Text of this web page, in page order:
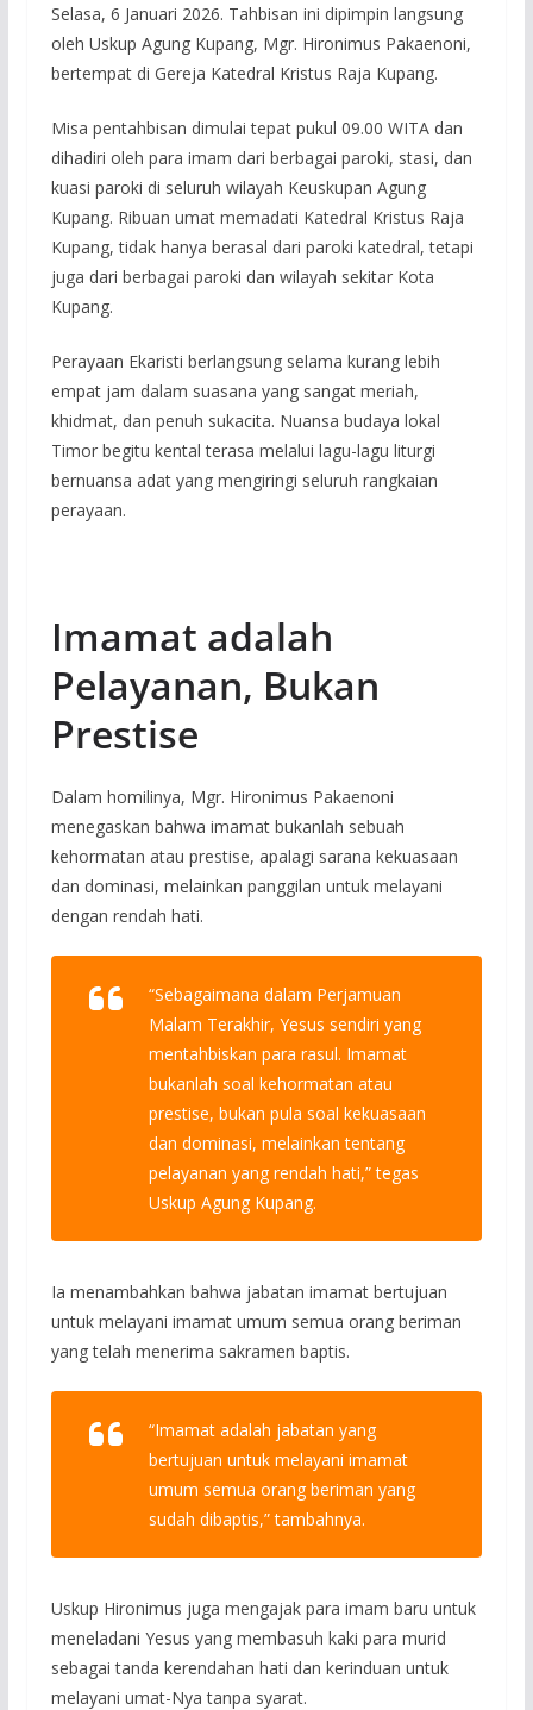
Selasa, 6 Januari 2026. Tahbisan ini dipimpin langsung
oleh Uskup Agung Kupang, Mgr. Hironimus Pakaenoni,
bertempat di Gereja Katedral Kristus Raja Kupang.
Misa pentahbisan dimulai tepat pukul 09.00 WITA dan
dihadiri oleh para imam dari berbagai paroki, stasi, dan
kuasi paroki di seluruh wilayah Keuskupan Agung
Kupang. Ribuan umat memadati Katedral Kristus Raja
Kupang, tidak hanya berasal dari paroki katedral, tetapi
juga dari berbagai paroki dan wilayah sekitar Kota
Kupang.
Perayaan Ekaristi berlangsung selama kurang lebih
empat jam dalam suasana yang sangat meriah,
khidmat, dan penuh sukacita. Nuansa budaya lokal
Timor begitu kental terasa melalui lagu-lagu liturgi
bernuansa adat yang mengiringi seluruh rangkaian
perayaan.
Imamat adalah
Pelayanan, Bukan
Prestise
Dalam homilinya, Mgr. Hironimus Pakaenoni
menegaskan bahwa imamat bukanlah sebuah
kehormatan atau prestise, apalagi sarana kekuasaan
dan dominasi, melainkan panggilan untuk melayani
dengan rendah hati.
“Sebagaimana dalam Perjamuan
Malam Terakhir, Yesus sendiri yang
mentahbiskan para rasul. Imamat
bukanlah soal kehormatan atau
prestise, bukan pula soal kekuasaan
dan dominasi, melainkan tentang
pelayanan yang rendah hati,”tegas
Uskup Agung Kupang.
Ia menambahkan bahwa jabatan imamat bertujuan
untuk melayani imamat umum semua orang beriman
yang telah menerima sakramen baptis.
“Imamat adalah jabatan yang
bertujuan untuk melayani imamat
umum semua orang beriman yang
sudah dibaptis,”tambahnya.
Uskup Hironimus juga mengajak para imam baru untuk
meneladani Yesus yang membasuh kaki para murid
sebagai tanda kerendahan hati dan kerinduan untuk
melayani umat-Nya tanpa syarat.